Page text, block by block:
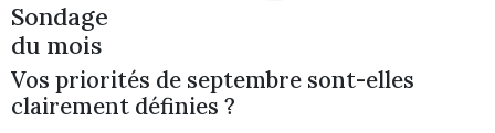
Sondage
du mois
Vos priorités de septembre sont-elles
clairement définies ?